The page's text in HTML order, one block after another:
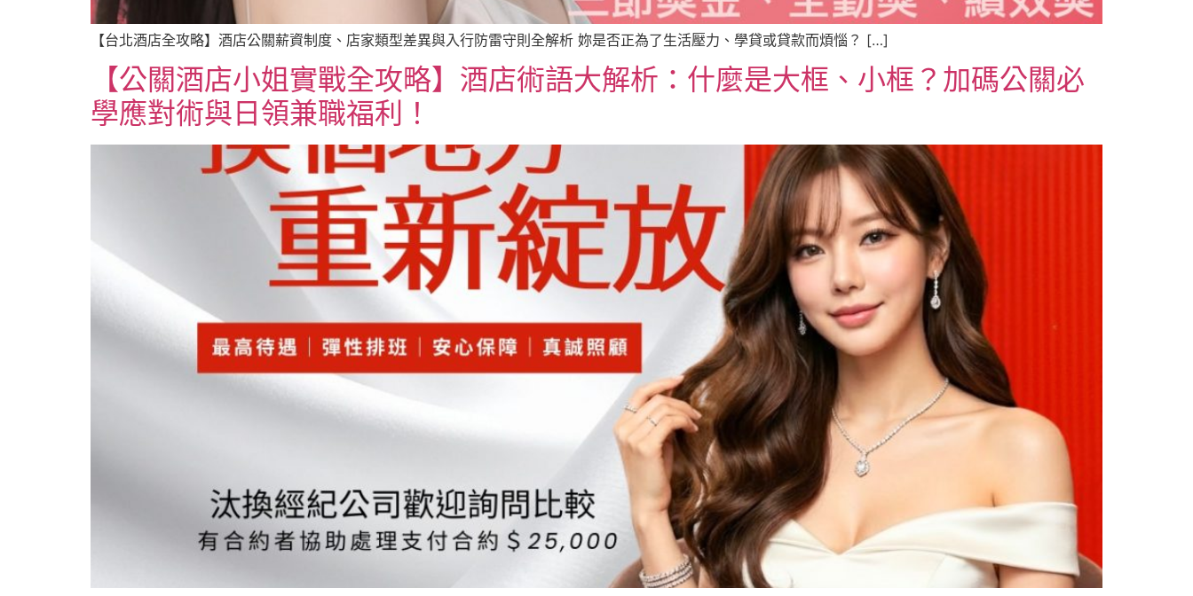
【台北酒店全攻略】酒店公關薪資制度、店家類型差異與入行防雷守則全解析 妳是否正為了生活壓力、學貸或貸款而煩惱？ […]
【公關酒店小姐實戰全攻略】酒店術語大解析：什麼是大框、小框？加碼公關必
學應對術與日領兼職福利！